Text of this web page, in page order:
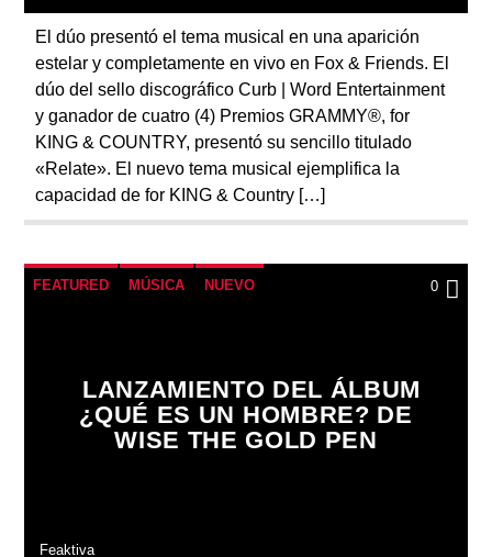
El dúo presentó el tema musical en una aparición
estelar y completamente en vivo en Fox & Friends. El
dúo del sello discográfico Curb | Word Entertainment
y ganador de cuatro (4) Premios GRAMMY®, for
KING & COUNTRY, presentó su sencillo titulado
«Relate». El nuevo tema musical ejemplifica la
capacidad de for KING & Country […]
FEATURED MÚSICA NUEVO 0
LANZAMIENTO DEL ÁLBUM
¿QUÉ ES UN HOMBRE? DE
WISE THE GOLD PEN
Feaktiva